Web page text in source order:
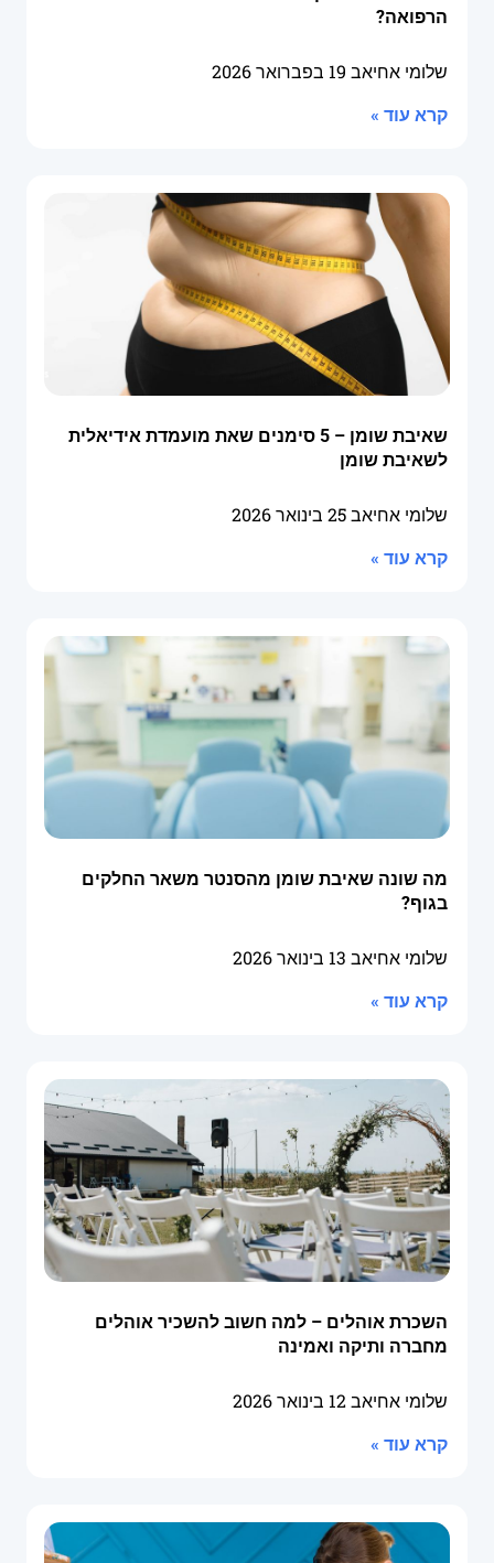
הרפואה?
שלומי אחיאב 19 בפברואר 2026
קרא עוד »
שאיבת שומן – 5 סימנים שאת מועמדת אידיאלית
לשאיבת שומן
שלומי אחיאב25 בינואר 2026
קרא עוד »
מה שונה שאיבת שומן מהסנטר משאר החלקים
בגוף?
שלומי אחיאב 13 בינואר 2026
קרא עוד »
השכרת אוהלים – למה חשוב להשכיר אוהלים
מחברה ותיקה ואמינה
שלומי אחיאב12 בינואר 2026
קרא עוד »